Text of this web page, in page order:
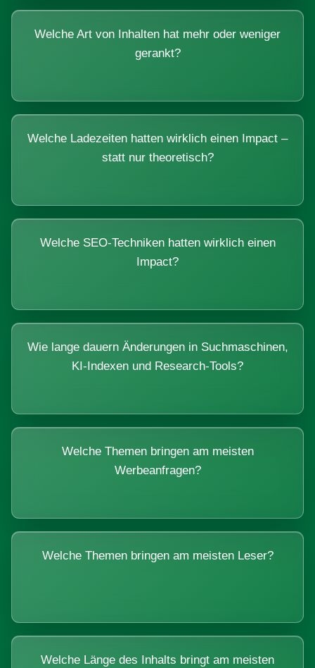
Welche Art von Inhalten hat mehr oder weniger
gerankt?
Welche Ladezeiten hatten wirklich einen Impact –
statt nur theoretisch?
Welche SEO-Techniken hatten wirklich einen
Impact?
Wie lange dauern Änderungen in Suchmaschinen,
KI-Indexen und Research-Tools?
Welche Themen bringen am meisten
Werbeanfragen?
Welche Themen bringen am meisten Leser?
Welche Länge des Inhalts bringt am meisten